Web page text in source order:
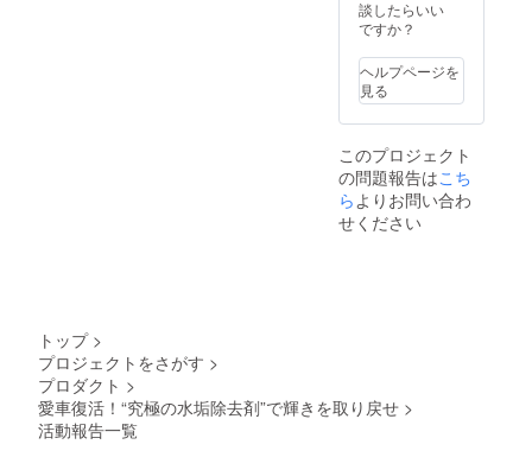
アイス
洗浄&
コー
グ 対象
箇所：
タイヤ
ホイー
ル、塗
装面、
樹脂
ルーフ
談したらいい
ですか？
ヘルプページを
見る
このプロジェクト
の問題報告はこち
ら よりお問い合わ
せください
トップ >
プロジェクトをさがす >
プロダクト >
愛車復活！“究極の水垢除去剤”で輝きを取り戻せ >
活動報告一覧